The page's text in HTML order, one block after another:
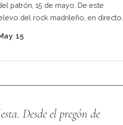
patrón, 15 de mayo. De este
del rock madrileño, en directo.
15
Desde el pregón de